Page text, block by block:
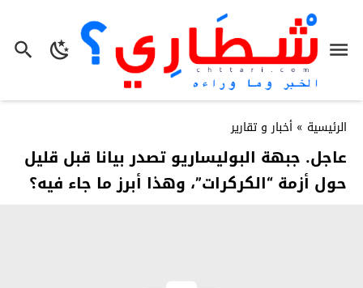
الرئيسية » أخبار و تقارير
عاجل. جبهة البوليساريو تصدر بيانا قبل قليل
حول أزمة “الكركرات”، وهذا أبرز ما جاء فيه؟